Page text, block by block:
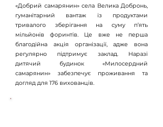
«Добрий самарянин» села Велика Добронь,
гуманітарний вантаж із продуктами
тривалого зберігання на суму п’ять
мільйонів форинтів. Це вже не перша
благодійна акція організації, адже вона
регулярно підтримує заклад. Наразі
дитячий будинок «Милосердний
самарянин» забезпечує проживання та
догляд для 176 вихованців.